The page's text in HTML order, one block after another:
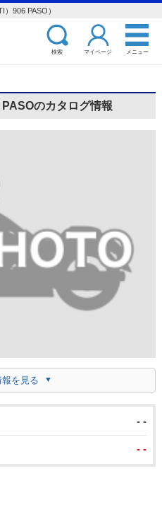
906 PASO）
検索 マイページ メニュー
のカタログ情報
報を見る
- -
- -